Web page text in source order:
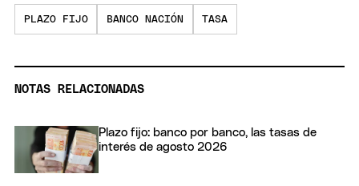
PLAZO FIJO BANCO NACIÓN TASA
NOTAS RELACIONADAS
Plazo fijo: banco por banco, las tasas de
interés de agosto 2026